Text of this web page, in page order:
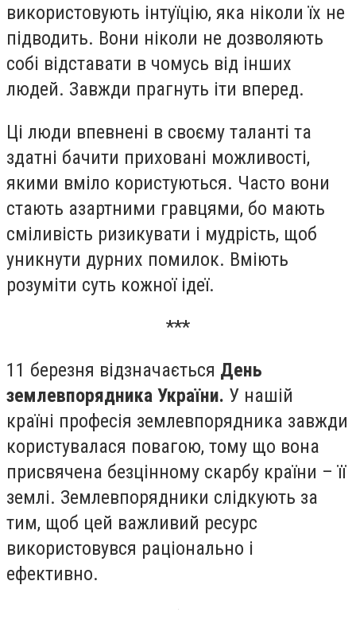
використовують інтуїцію, яка ніколи їх не
підводить. Вони ніколи не дозволяють
собі відставати в чомусь від інших
людей. Завжди прагнуть іти вперед.
Ці люди впевнені в своєму таланті та
здатні бачити приховані можливості,
якими вміло користуються. Часто вони
стають азартними гравцями, бо мають
сміливість ризикувати і мудрість, щоб
уникнути дурних помилок. Вміють
розуміти суть кожної ідеї.
***
11 березня відзначається День
землевпорядника України. У нашій
країні професія землевпорядника завжди
користувалася повагою, тому що вона
присвячена безцінному скарбу країни – її
землі. Землевпорядники слідкують за
тим, щоб цей важливий ресурс
використовувся раціонально і
ефективно.